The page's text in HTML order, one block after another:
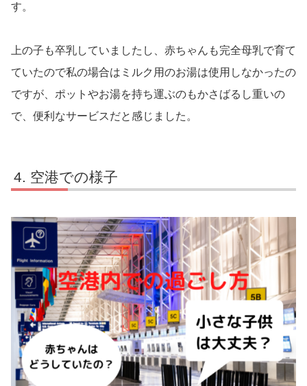
す。
上の子も卒乳していましたし、赤ちゃんも完全母乳で育て
ていたので私の場合はミルク用のお湯は使用しなかったの
ですが、ポットやお湯を持ち運ぶのもかさばるし重いの
で、便利なサービスだと感じました。
空港での様子